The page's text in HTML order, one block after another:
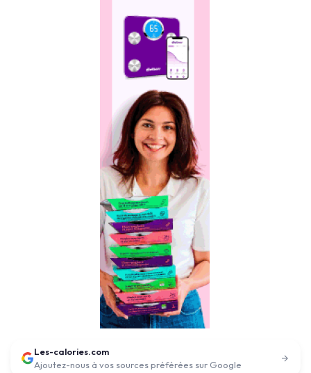
Les-calories.com
Ajoutez-nous à vos sources préférées sur Google